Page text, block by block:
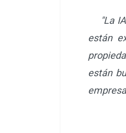
"La IA
están
están